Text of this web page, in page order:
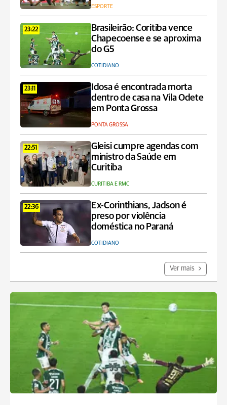
ESPORTE
23:22
Brasileirão: Coritiba vence
Chapecoense e se aproxima
do G5
COTIDIANO
23:11
Idosa é encontrada morta
dentro de casa na Vila Odete
em Ponta Grossa
PONTA GROSSA
22:51
Gleisi cumpre agendas com
ministro da Saúde em
Curitiba
CURITIBA E RMC
22:36
Ex-Corinthians, Jadson é
preso por violência
doméstica no Paraná
COTIDIANO
Ver mais